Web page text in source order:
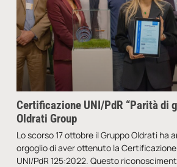
Certificazione UNI/PdR “Parità di
Oldrati Group
Lo scorso 17 ottobre il Gruppo Oldrati ha
orgoglio di aver ottenuto la
UNI/PdR 125:2022. Questo